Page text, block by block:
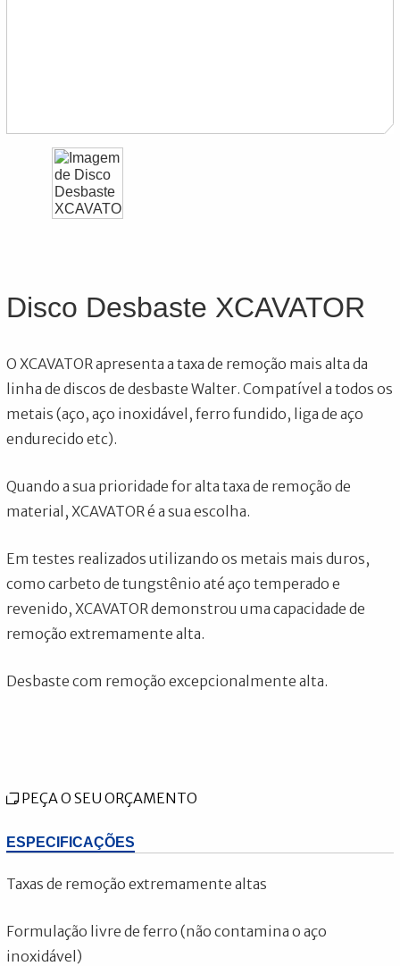
Disco Desbaste XCAVATOR
O XCAVATOR apresenta a taxa de remoção mais alta da
linha de discos de desbaste Walter. Compatível a todos os
metais (aço, aço inoxidável, ferro fundido, liga de aço
endurecido etc).
Quando a sua prioridade for alta taxa de remoção de
material, XCAVATOR é a sua escolha.
Em testes realizados utilizando os metais mais duros,
como carbeto de tungstênio até aço temperado e
revenido, XCAVATOR demonstrou uma capacidade de
remoção extremamente alta.
Desbaste com remoção excepcionalmente alta.
PEÇA O SEU ORÇAMENTO
ESPECIFICAÇÕES
Taxas de remoção extremamente altas
Formulação livre de ferro (não contamina o aço
inoxidável)